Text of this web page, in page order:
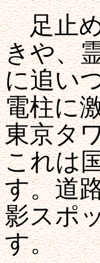
足止め
きや、
に追い
電柱に
東京タ
これは
す。道
影スポ
す。